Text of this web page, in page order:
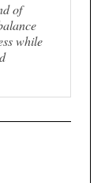
of
while